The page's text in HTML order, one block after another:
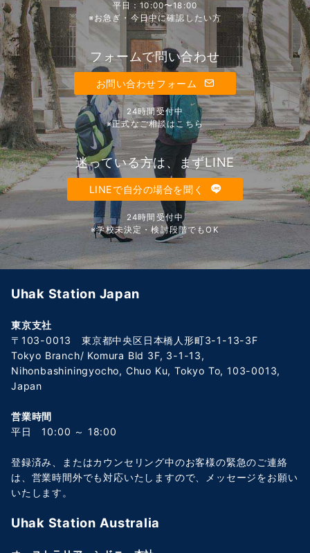
平日：10:00〜18:00
※お急ぎ・今日中に確認したい方
フォームで問い合わせ
お問い合わせフォーム
24時間受付中
※正式なご相談はこちら
迷っている方は、まずLINE
LINEで自分の場合を聞く
24時間受付中
※学校未決定・検討段階でもOK
Uhak Station Japan
東京支社
〒103-0013 東京都中央区日本橋人形町3-1-13-3F
Tokyo Branch/ Komura Bld 3F, 3-1-13,
Nihonbashiningyocho, Chuo Ku, Tokyo To, 103-0013,
Japan
営業時間
平日 10:00 ～ 18:00
登録済み、またはカウンセリング中のお客様の緊急のご連絡
は、営業時間外でも対応いたしますので、メッセージをお願い
いたします。
Uhak Station Australia